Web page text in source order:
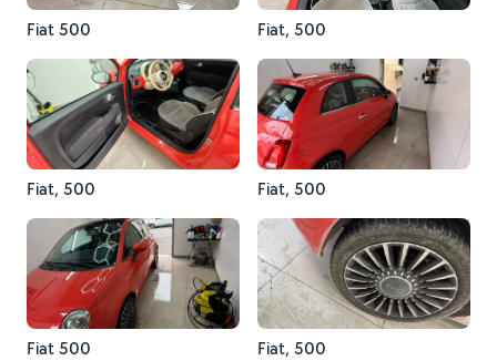
Fiat 500 Fiat, 500
Fiat, 500 Fiat, 500
Fiat 500 Fiat, 500